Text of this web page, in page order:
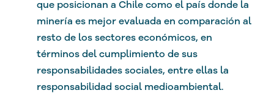
que posicionan a Chile como el país donde la
minería es mejor evaluada en comparación al
resto de los sectores económicos, en
términos del cumplimiento de sus
responsabilidades sociales, entre ellas la
responsabilidad social medioambiental.